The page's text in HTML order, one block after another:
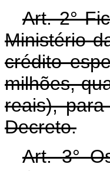
Art. 2°
Ministério
crédito
milhões,
reais),
Decreto.
Art. 3°